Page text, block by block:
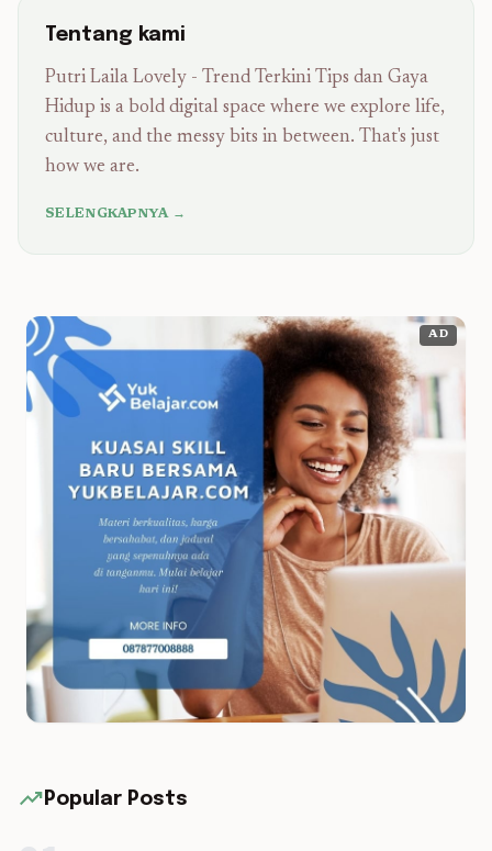
Tentang kami
Putri Laila Lovely - Trend Terkini Tips dan Gaya
Hidup is a bold digital space where we explore life,
culture, and the messy bits in between. That's just
how we are.
SELENGKAPNYA →
AD
trending_up Popular Posts